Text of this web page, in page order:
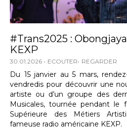
#Trans2025 :
KEXP
30.01.2026 ECOUTER REGARDER
Du 15 janvier au 5 mars,
vendredis pour découvrir une
artiste ou d’un groupe des
Musicales, tournée pendant le
Supérieure des Métiers
fameuse radio américaine KEXP.